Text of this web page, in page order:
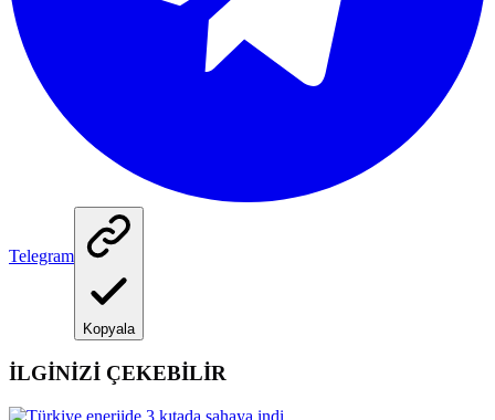
Telegram
Kopyala
İLGİNİZİ ÇEKEBİLİR